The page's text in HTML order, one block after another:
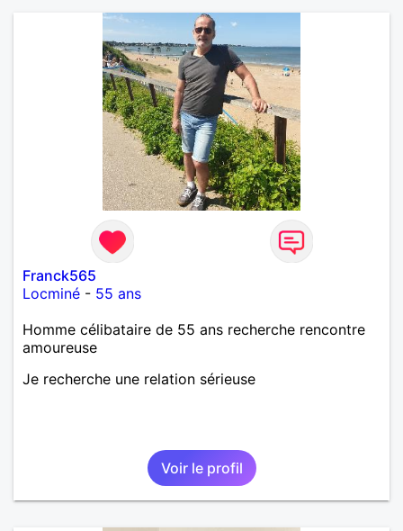
autant être trop locace. Je suis bourré de qualités
avec très peu de défauts. Je suis altruiste,
bienveillant, empathique, attentionné, honnête,
respectueux, doux de caractère et compréhensif : je
laisse « glisser » beaucoup de choses. Mais ne vous
m’éprenez pas Mesdames, si une personne que
j’aime me trahit une fois, il n’y aura pas de seconde
chance et je l’effacerai à « vitam eternam ».
Néanmoins, je suis un tout petit peu maniaque ainsi
qu’impatient. J’essaye de faire des efforts. Rien de
bien dramatique ! Du moins je le pense……Je suis un
homme facile à vivre. À vous si vous le souhaitez,
d’apprendre à me connaître davantage. J’en serai
ravi….A très bientôt je l’espère.
Franck565
Locminé - 55 ans
Homme célibataire de 55 ans recherche rencontre
amoureuse
Je recherche une relation sérieuse
Voir le profil